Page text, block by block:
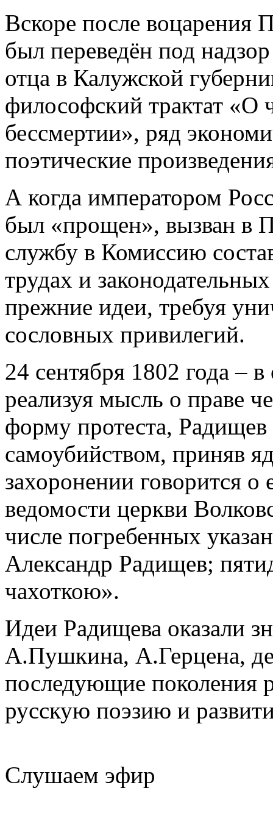
Вскоре после воцарения
был переведён под
отца в Калужской
философский трактат «О
бессмертии», ряд
поэтические
А когда императором
был «прощен», вызван в
службу в Комиссию
трудах и
прежние идеи, требуя
сословных привилегий.
24 сентября 1802 года –
реализуя мысль о праве
форму протеста,
самоубийством, приняв
захоронении говорится о
ведомости церкви
числе погребенных
Александр Радищев;
чахоткою».
Идеи Радищева оказали
А.Пушкина, А.Герцена,
последующие поколения
русскую поэзию и
Слушаем эфир